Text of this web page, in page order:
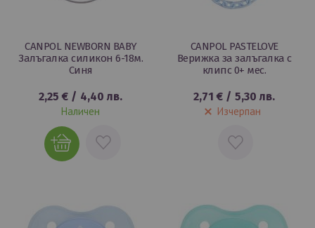
CANPOL NEWBORN BABY
Залъгалка силикон 6-18м.
Синя
2,25 € / 4,40 лв.
Наличен
ДОБАВИ
CANPOL PASTELOVE
Верижка за залъгалка с
клипс 0+ мес.
2,71 € / 5,30 лв.
Изчерпан
ДОБАВИ